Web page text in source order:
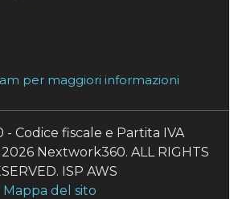
per maggiori informazioni
Codice fiscale e Partita IVA
Nextwork360. ALL RIGHTS
ISP AWS
Mappa del sito